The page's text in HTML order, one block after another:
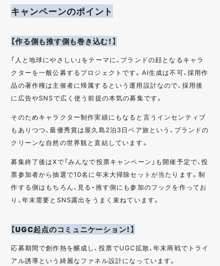
キャンペーンのポイント
【作る側も推す側も巻き込む！】
「人と地球にやさしい」をテーマに、ブランドの顔となるキャラ
クターを一般公募するプロジェクトです。AI生成は不可、採用作
品の著作権は主催者に帰属するという運用設計なので、採用後
に広告やSNSで広く使う前提の本気の募集です。
そのためキャラクター制作実績にもなると言うインセンティブ
もありつつ、最優秀賞は屋久島2泊3日ペア旅という、ブランドの
クリーンな自然の世界観と直結しています。
募集終了後はXで「みんなで投票キャンペーン」も開催予定で、投
票参加者から抽選で10名に年末大掃除セットが当たります。制
作する側はもちろん、見る・推す側にも参加のフックを作ってお
り、年末需要とSNS露出をうまく束ねています。
【UGC起点のコミュニケーション！】
応募期間で創作熱を醸成し、投票でUGC拡散、年末商戦でトライ
アル誘導という綺麗なファネル設計になっています。